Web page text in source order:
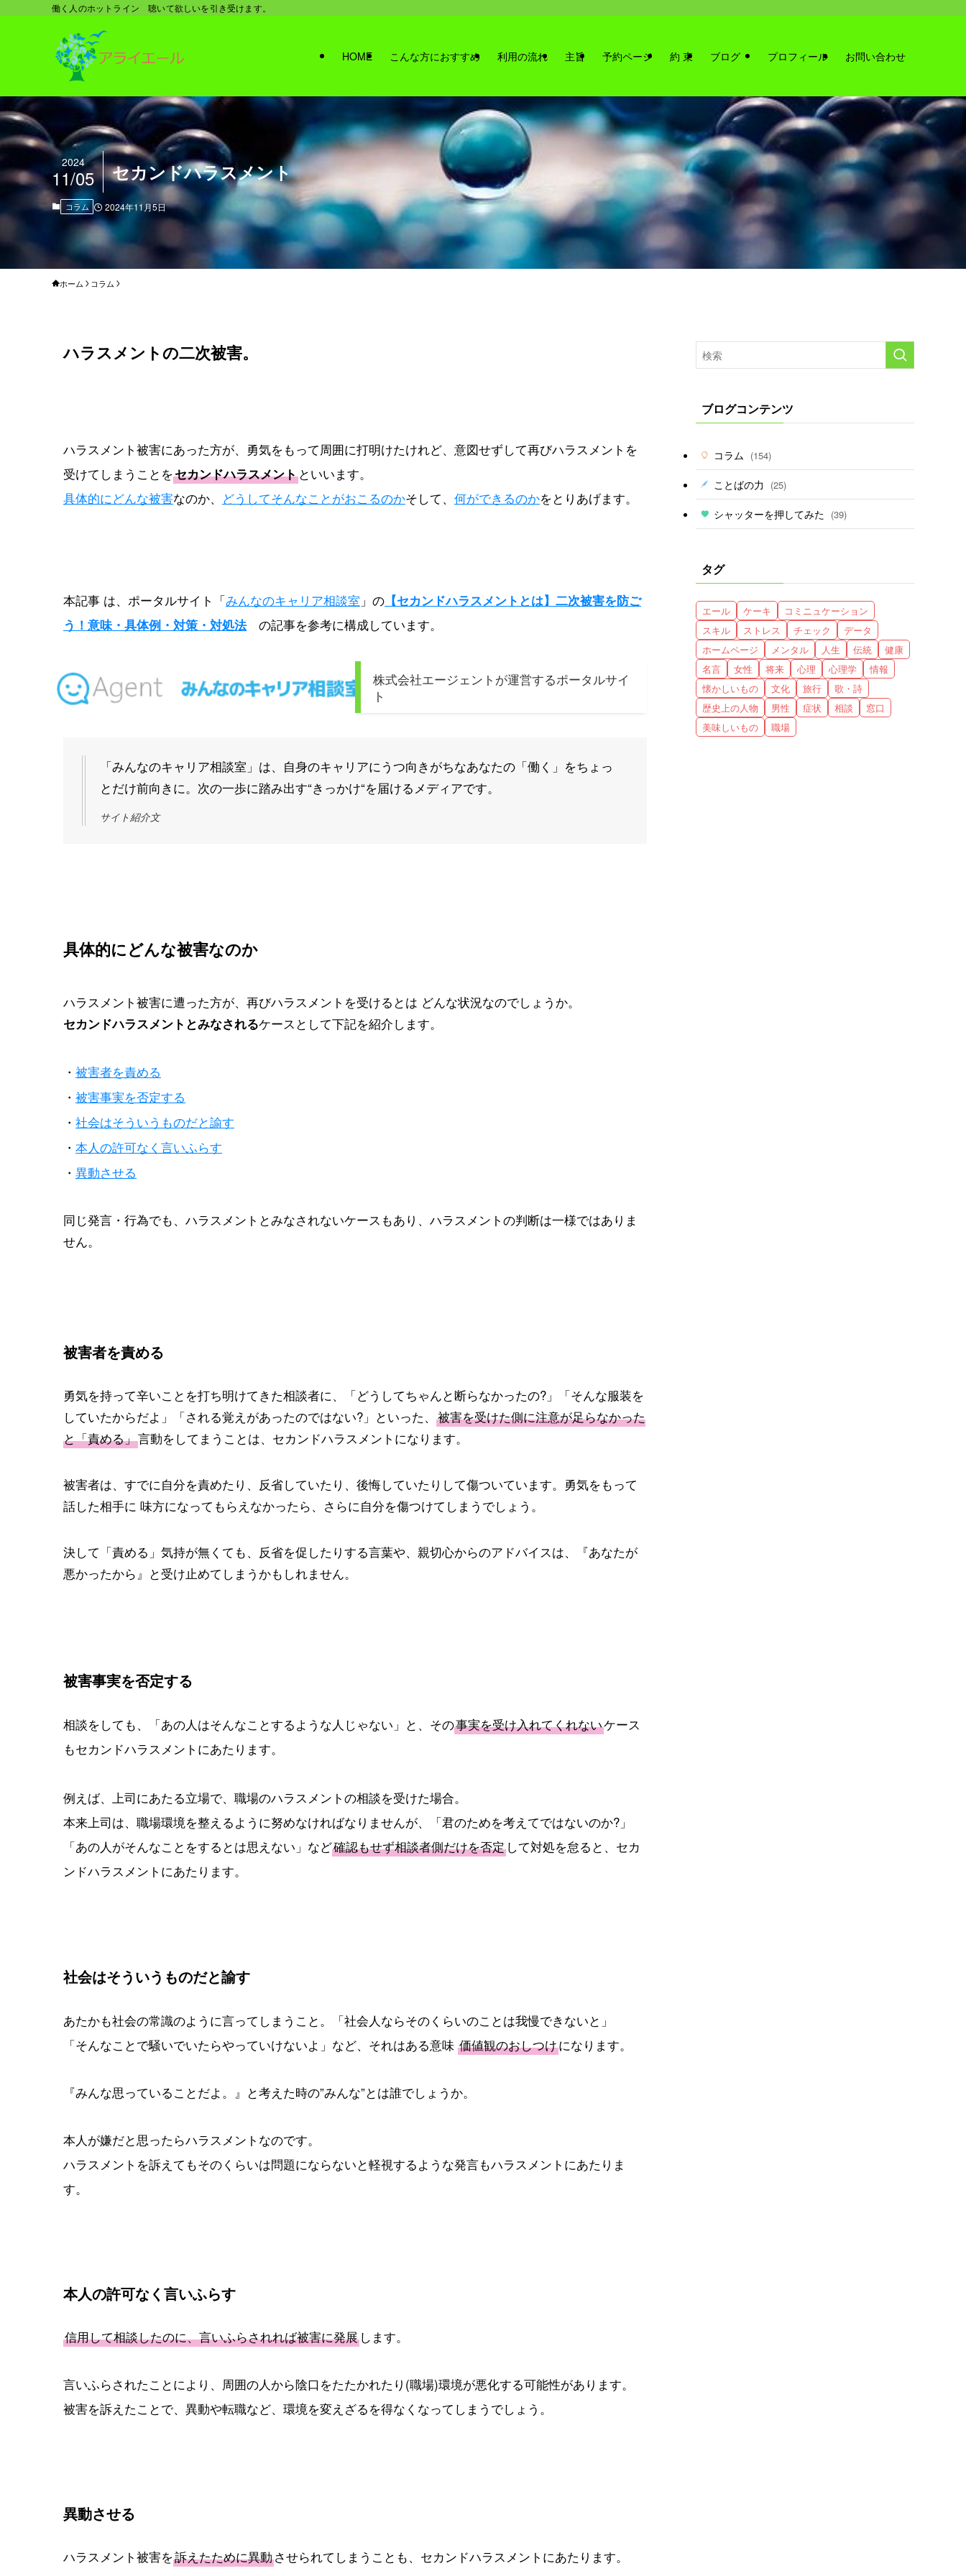
働く人のホットライン 聴いて欲しいを引き受けます。
HOME こんな方におすすめ 利用の流れ 主旨 予約ページ 約 束 ブログ プロフィール お問い合わせ
セカンドハラスメント
2024
11/05
コラム 2024年11月5日
ホーム コラム
ハラスメントの二次被害。
ハラスメント被害にあった方が、勇気をもって周囲に打明けたけれど、意図せずして再びハラスメントを
受けてしまうことをセカンドハラスメント といいます。
具体的にどんな被害なのか、 どうしてそんなことがおこるのかそして、 何ができるのかをとりあげます。
本記事 は、ポータルサイト「みんなのキャリア相談室 」の 【セカンドハラスメントとは】二次被害を防ご
う！意味・具体例・対策・対処法の記事を参考に構成しています。
株式会社エージェントが運営するポータルサイ
ト
「みんなのキャリア相談室」は、自身のキャリアにうつ向きがちなあなたの「働く」をちょっ
とだけ前向きに。次の一歩に踏み出す“きっかけ“を届けるメディアです。
サイト紹介文
具体的にどんな被害なのか
ハラスメント被害に遭った方が、再びハラスメントを受けるとは どんな状況なのでしょうか。
セカンドハラスメントとみなされるケースとして下記を紹介します。
・ 被害者を責める
・ 被害事実を否定する
・ 社会はそういうものだと諭す
・ 本人の許可なく言いふらす
・ 異動させる
同じ発言・行為でも、ハラスメントとみなされないケースもあり、ハラスメントの判断は一様ではありま
せん。
被害者を責める
勇気を持って辛いことを打ち明けてきた相談者に、「どうしてちゃんと断らなかったの?」「そんな服装を
していたからだよ」「される覚えがあったのではない?」といった、 被害を受けた側に注意が足らなかった
と「責める」言動をしてまうことは、セカンドハラスメントになります。
被害者は、すでに自分を責めたり、反省していたり、後悔していたりして傷ついています。勇気をもって
話した相手に 味方になってもらえなかったら、さらに自分を傷つけてしまうでしょう。
決して「責める」気持が無くても、反省を促したりする言葉や、親切心からのアドバイスは、『あなたが
悪かったから』と受け止めてしまうかもしれません。
被害事実を否定する
相談をしても、「あの人はそんなことするような人じゃない」と、その事実を受け入れてくれないケース
もセカンドハラスメントにあたります。
例えば、上司にあたる立場で、職場のハラスメントの相談を受けた場合。
本来上司は、職場環境を整えるように努めなければなりませんが、「君のためを考えてではないのか?」
「あの人がそんなことをするとは思えない」など確認もせず相談者側だけを否定 して対処を怠ると、セカ
ンドハラスメントにあたります。
社会はそういうものだと諭す
あたかも社会の常識のように言ってしまうこと。「社会人ならそのくらいのことは我慢できないと」
「そんなことで騒いでいたらやっていけないよ」など、それはある意味 価値観のおしつけになります。
『みんな思っていることだよ。』と考えた時の”みんな”とは誰でしょうか。
本人が嫌だと思ったらハラスメントなのです。
ハラスメントを訴えてもそのくらいは問題にならないと軽視するような発言もハラスメントにあたりま
す。
本人の許可なく言いふらす
信用して相談したのに、言いふらされれば被害に発展 します。
言いふらされたことにより、周囲の人から陰口をたたかれたり(職場)環境が悪化する可能性があります。
被害を訴えたことで、異動や転職など、環境を変えざるを得なくなってしまうでしょう。
異動させる
ハラスメント被害を訴えたために異動させられてしまうことも、セカンドハラスメントにあたります。
ブログコンテンツ
コラム (154)
ことばの力 (25)
シャッターを押してみた (39)
タグ
エール ケーキ
コミニュケーション
スキル
ストレス チェック
データ
ホームページ
メンタル 人生 伝統
健康
名言
女性 将来 心理 心理学
情報
懐かしいもの
文化 旅行
歌・詩
歴史上の人物
男性 症状 相談
窓口
美味しいもの
職場